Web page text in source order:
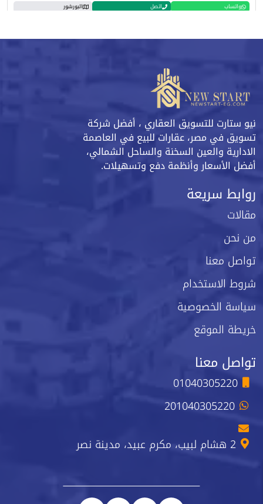
واتساب اتصل البورشور
نيو ستارت للتسويق العقاري ، أفضل شركة
تسويق في مصر، عقارات للبيع في العاصمة
الادارية والعين السخنة والساحل الشمالي،
أفضل الأسعار وأنظمة دفع وتسهيلات.
روابط سريعة
مقالات
من نحن
تواصل معنا
شروط الاستخدام
سياسة الخصوصية
خريطة الموقع
تواصل معنا
01040305220
201040305220
2 هشام لبيب، مكرم عبيد، مدينة نصر